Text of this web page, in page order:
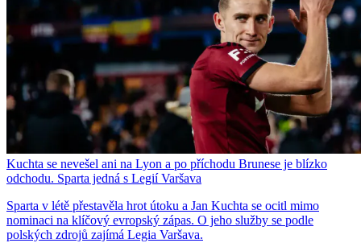
Kuchta se nevešel ani na Lyon a po příchodu Brunese je blízko
odchodu. Sparta jedná s Legií Varšava
Sparta v létě přestavěla hrot útoku a Jan Kuchta se ocitl mimo
nominaci na klíčový evropský zápas. O jeho služby se podle
polských zdrojů zajímá Legia Varšava.